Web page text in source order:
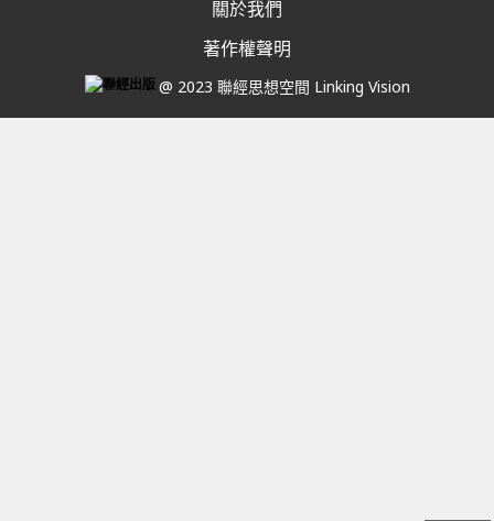
關於我們
著作權聲明
@ 2023 聯經思想空間 Linking Vision